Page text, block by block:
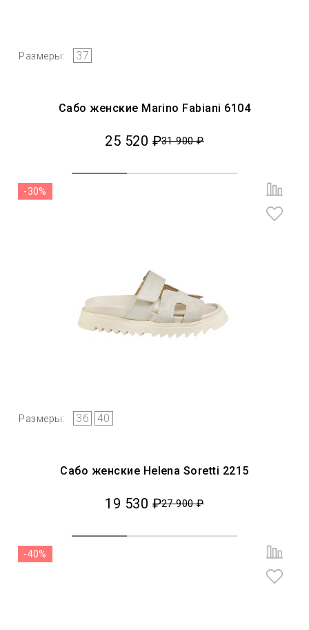
Размеры: 37
Сабо женские Marino Fabiani 6104
25 520 ₽31 900 ₽
Размеры: 36 40
-30%
Сабо женские Helena Soretti 2215
19 530 ₽27 900 ₽
-40%